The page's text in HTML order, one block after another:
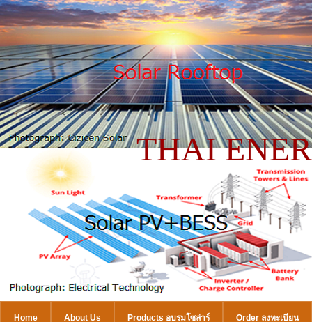
THAI
Home About Us Products อบรมโซล่าร์ Order ลงทะเบียน